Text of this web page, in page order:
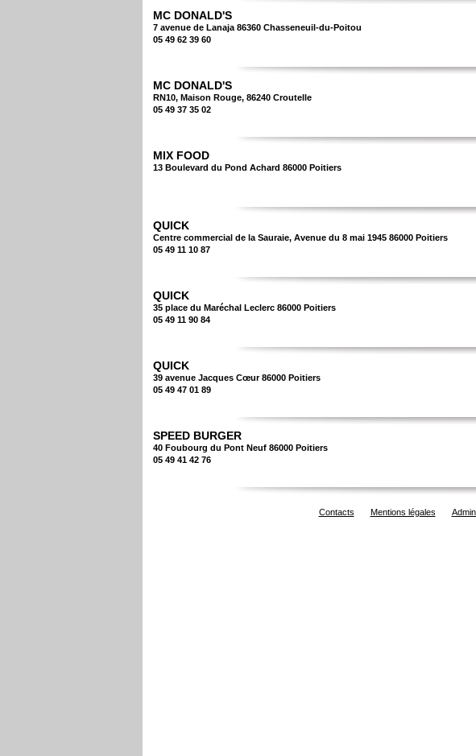
MC DONALD'S
7 avenue de Lanaja 86360 Chasseneuil-du-Poitou
05 49 62 39 60
MC DONALD'S
RN10, Maison Rouge, 86240 Croutelle
05 49 37 35 02
MIX FOOD
13 Boulevard du Pond Achard 86000 Poitiers
QUICK
Centre commercial de la Sauraie, Avenue du 8 mai 1945 86000 Poitiers
05 49 11 10 87
QUICK
35 place du Maréchal Leclerc 86000 Poitiers
05 49 11 90 84
QUICK
39 avenue Jacques Cœur 86000 Poitiers
05 49 47 01 89
SPEED BURGER
40 Foubourg du Pont Neuf 86000 Poitiers
05 49 41 42 76
Contacts Mentions légales